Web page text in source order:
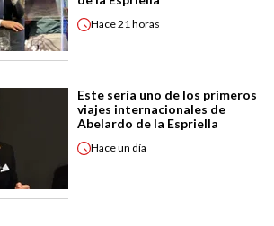
Hace21 horas
Este sería uno de los primeros
viajes internacionales de
Abelardo de la Espriella
Haceun día